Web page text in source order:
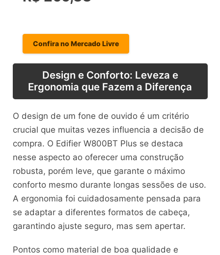
Confira no Mercado Livre
Design e Conforto: Leveza e
Ergonomia que Fazem a Diferença
O design de um fone de ouvido é um critério
crucial que muitas vezes influencia a decisão de
compra. O Edifier W800BT Plus se destaca
nesse aspecto ao oferecer uma construção
robusta, porém leve, que garante o máximo
conforto mesmo durante longas sessões de uso.
A ergonomia foi cuidadosamente pensada para
se adaptar a diferentes formatos de cabeça,
garantindo ajuste seguro, mas sem apertar.
Pontos como material de boa qualidade e